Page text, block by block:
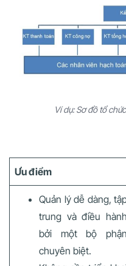
Ví dụ: Sơ đồ tổ
Ưu điểm
Quản lý dễ dàng,
trung và điều hành
bởi một bộ phận
chuyên biệt.